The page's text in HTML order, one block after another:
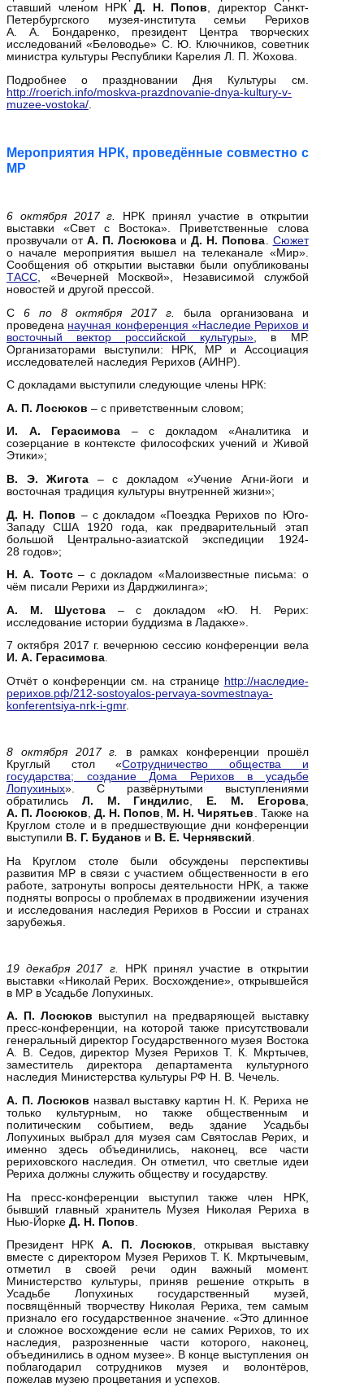
ставший членом НРК Д. Н. Попов, директор Санкт-
Петербургского музея-института семьи Рерихов
А. А. Бондаренко, президент Центра творческих
исследований «Беловодье» С. Ю. Ключников, советник
министра культуры Республики Карелия Л. П. Жохова.
Подробнее о праздновании Дня Культуры см.
http://roerich.info/moskva-prazdnovanie-dnya-kultury-v-
muzee-vostoka/
Мероприятия НРК, проведённые совместно с
МР
6 октября 2017 г.
НРК принял участие в открытии
выставки «Свет с Востока». Приветственные слова
прозвучали отА. П. Лосюкова иД. Н. Попова
Сюжет
о начале мероприятия вышел на телеканале «Мир».
Сообщения об открытии выставки были опубликованы
ТАСС , «Вечерней Москвой», Независимой службой
новостей и другой прессой.
С 6 по 8 октября 2017 г.
была организована и
проведена научная конференция «Наследие Рерихов и
восточный вектор российской культуры» , в МР.
Организаторами выступили: НРК, МР и Ассоциация
исследователей наследия Рерихов (АИНР).
С докладами выступили следующие члены НРК:
А. П. Лосюков – с приветственным словом;
И. А. Герасимова – с докладом «Аналитика и
созерцание в контексте философских учений и Живой
Этики»;
В. Э. Жигота – с докладом «Учение Агни-йоги и
восточная традиция культуры внутренней жизни»;
Д. Н. Попов – с докладом «Поездка Рерихов по Юго-
Западу США 1920 года, как предварительный этап
большой Центрально-азиатской экспедиции 1924-
28 годов»;
Н. А. Тоотс– с докладом «Малоизвестные письма: о
чём писали Рерихи из Дарджилинга»;
А.
М. Шустова – с докладом «Ю. Н. Рерих:
исследование истории буддизма в Ладакхе».
7 октября 2017 г. вечернюю сессию конференции вела
И. А. Герасимова.
Отчёт о конференции см. на странице http://наследие-
рерихов.рф/212-sostoyalos-pervaya-sovmestnaya-
konferentsiya-nrk-i-gmr.
8 октября 2017 г.
в рамках конференции прошёл
Круглый стол «Сотрудничество общества и
государства; создание Дома Рерихов в усадьбе
Лопухиных». С развёрнутыми выступлениями
обратились Л. М. Гиндилис, Е. М. Егорова,
А. П. Лосюков,Д. Н. Попов, М. Н. Чирятьев . Также на
Круглом столе и в предшествующие дни конференции
выступили В. Г. Буданов и В. Е. Чернявский.
На Круглом столе были обсуждены перспективы
развития МР в связи с участием общественности в его
работе, затронуты вопросы деятельности НРК, а также
подняты вопросы о проблемах в продвижении изучения
и исследования наследия Рерихов в России и странах
зарубежья.
19 декабря 2017 г.
НРК принял участие в открытии
выставки «Николай Рерих. Восхождение», открывшейся
в МР в Усадьбе Лопухиных.
А. П. Лосюков выступил на предваряющей выставку
пресс-конференции, на которой также присутствовали
генеральный директор Государственного музея Востока
А. В. Седов, директор Музея Рерихов Т. К. Мкртычев,
заместитель директора департамента культурного
наследия Министерства культуры РФ Н. В. Чечель.
А. П. Лосюков назвал выставку картин Н. К. Рериха не
только культурным, но также общественным и
политическим событием, ведь здание Усадьбы
Лопухиных выбрал для музея сам Святослав Рерих, и
именно здесь объединились, наконец, все части
рериховского наследия. Он отметил, что светлые идеи
Рериха должны служить обществу и государству.
На пресс-конференции выступил также член НРК,
бывший главный хранитель Музея Николая Рериха в
Нью-Йорке Д. Н. Попов
Президент НРК А. П. Лосюков, открывая выставку
вместе с директором Музея Рерихов Т. К. Мкртычевым,
отметил в своей речи один важный момент.
Министерство культуры, приняв решение открыть в
Усадьбе Лопухиных государственный музей,
посвящённый творчеству Николая Рериха, тем самым
признало его государственное значение. «Это длинное
и сложное восхождение если не самих Рерихов, то их
наследия, разрозненные части которого, наконец,
объединились в одном музее». В конце выступления он
поблагодарил сотрудников музея и волонтёров,
пожелав музею процветания и успехов.